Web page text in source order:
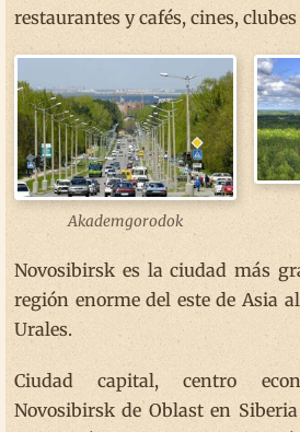
restaurantes y cafés, cines,
Akademgorodok
Novosibirsk es la ciudad más
región enorme del este de Asia
Urales.
Ciudad capital, centro
Novosibirsk de Oblast en